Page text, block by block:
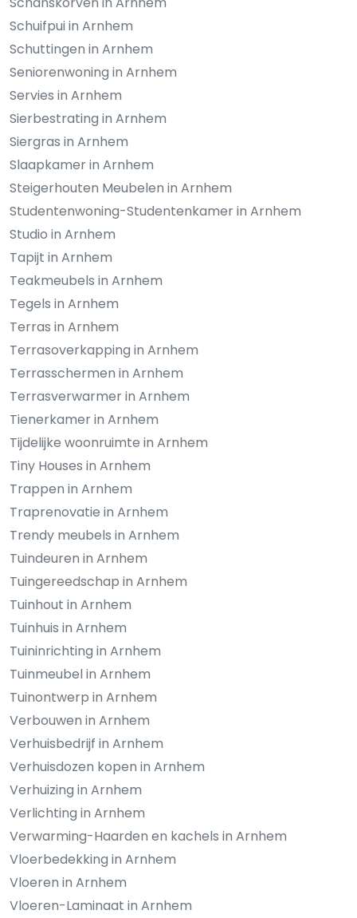
Schuifpui in Arnhem
Schuttingen in Arnhem
Seniorenwoning in Arnhem
Servies in Arnhem
Sierbestrating in Arnhem
Siergras in Arnhem
Slaapkamer in Arnhem
Steigerhouten Meubelen in Arnhem
Studentenwoning-Studentenkamer in Arnhem
Studio in Arnhem
Tapijt in Arnhem
Teakmeubels in Arnhem
Tegels in Arnhem
Terras in Arnhem
Terrasoverkapping in Arnhem
Terrasschermen in Arnhem
Terrasverwarmer in Arnhem
Tienerkamer in Arnhem
Tijdelijke woonruimte in Arnhem
Tiny Houses in Arnhem
Trappen in Arnhem
Traprenovatie in Arnhem
Trendy meubels in Arnhem
Tuindeuren in Arnhem
Tuingereedschap in Arnhem
Tuinhout in Arnhem
Tuinhuis in Arnhem
Tuininrichting in Arnhem
Tuinmeubel in Arnhem
Tuinontwerp in Arnhem
Verbouwen in Arnhem
Verhuisbedrijf in Arnhem
Verhuisdozen kopen in Arnhem
Verhuizing in Arnhem
Verlichting in Arnhem
Verwarming-Haarden en kachels in Arnhem
Vloerbedekking in Arnhem
Vloeren in Arnhem
Vloeren-Laminaat in Arnhem